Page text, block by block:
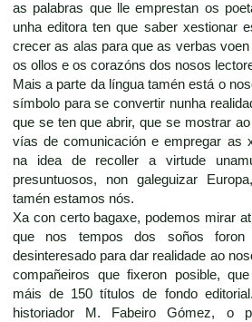
as palabras que lle emprestan os
unha editora ten que saber xestionar
crecer as alas para que as verbas
os ollos e os corazóns dos nosos
Mais a parte da língua tamén está o
símbolo para se convertir nunha
que se ten que abrir, que se mostrar
vías de comunicación e empregar as
na idea de recoller a virtude
presuntuosos, non galeguizar
tamén estamos nós.
Xa con certo bagaxe, podemos mirar
que nos tempos dos soños foron
desinteresado para dar realidade ao
compañeiros que fixeron posible,
máis de 150 títulos de fondo
historiador M. Fabeiro Gómez, o